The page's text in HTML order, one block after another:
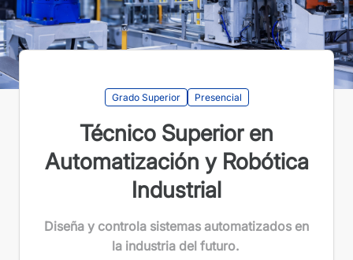
Grado Superior Presencial
Técnico Superior en
Automatización y Robótica
Industrial
Diseña y controla sistemas automatizados en
la industria del futuro.